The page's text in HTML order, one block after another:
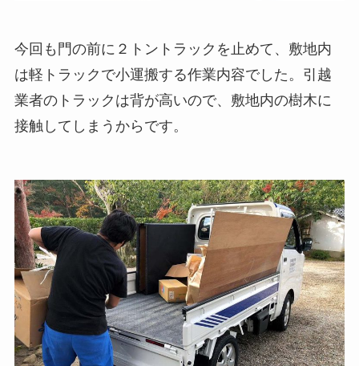
今回も門の前に２トントラックを止めて、敷地内
は軽トラックで小運搬する作業内容でした。引越
業者のトラックは背が高いので、敷地内の樹木に
接触してしまうからです。